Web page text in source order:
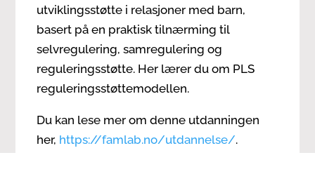
utviklingsstøtte i relasjoner med barn,
basert på en praktisk tilnærming til
selvregulering, samregulering og
reguleringsstøtte. Her lærer du om PLS
reguleringsstøttemodellen.
Du kan lese mer om denne utdanningen
her, https://famlab.no/utdannelse/.